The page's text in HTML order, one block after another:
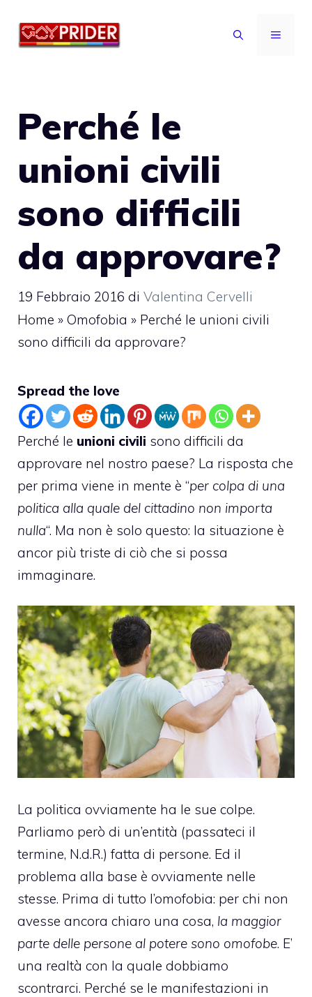
MENU
Perché le
unioni civili
sono difficili
da approvare?
19 Febbraio 2016 di Valentina Cervelli
Home » Omofobia » Perché le unioni civili
sono difficili da approvare?
Spread the love
Perché le unioni civili sono difficili da
approvare nel nostro paese? La risposta che
per prima viene in mente è “per colpa di una
politica alla quale del cittadino non importa
nulla“. Ma non è solo questo: la situazione è
ancor più triste di ciò che si possa
immaginare.
La politica ovviamente ha le sue colpe.
Parliamo però di un’entità (passateci il
termine, N.d.R.) fatta di persone. Ed il
problema alla base è ovviamente nelle
stesse. Prima di tutto l’omofobia: per chi non
avesse ancora chiaro una cosa, la maggior
parte delle persone al potere sono omofobe. E’
una realtà con la quale dobbiamo
scontrarci. Perché se le manifestazioni in